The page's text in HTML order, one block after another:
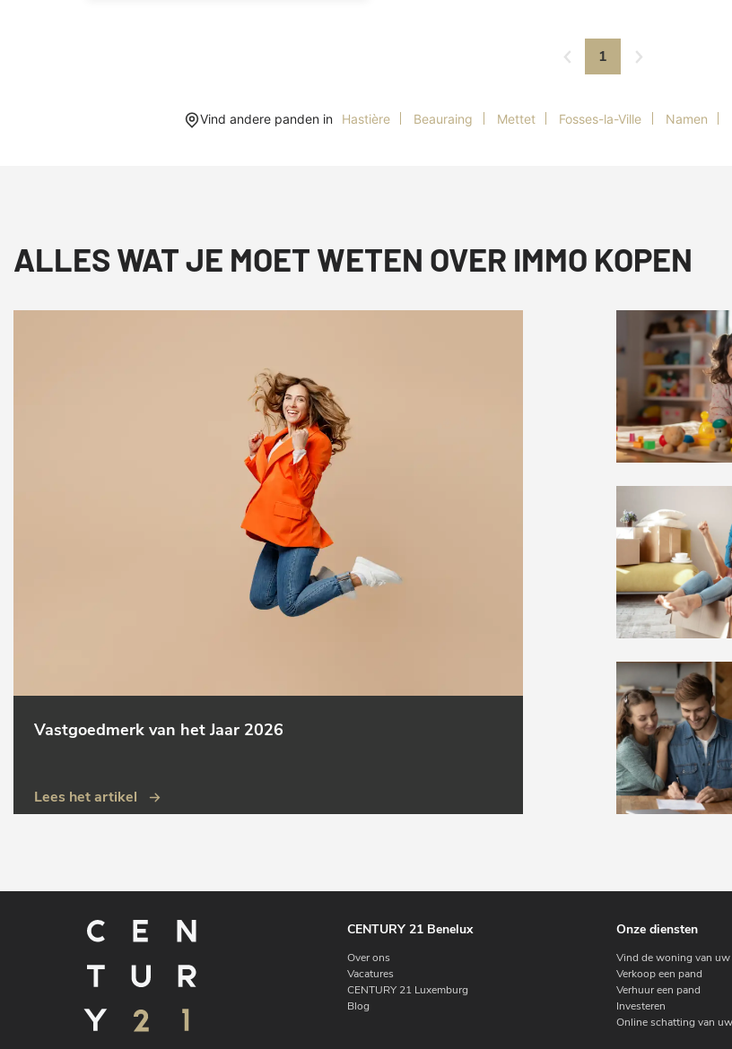
1
Vind andere panden in Hastière Beauraing Mettet Fosses-la-Ville Namen
ALLES WAT JE MOET WETEN OVER IMMO KOPEN
Vastgoedmerk van het Jaar 2026
Lees het artikel
CENTURY 21 Benelux
Over ons
Vacatures
CENTURY 21 Luxemburg
Blog
Onze diensten
Vind de woning van uw
Verkoop een pand
Verhuur een pand
Investeren
Online schatting van